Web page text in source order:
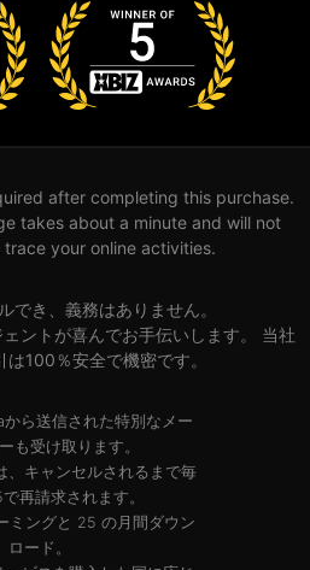
after completing this purchase.
takes about a minute and will not
your online activities.
でき、義務はありません。
ントが喜んでお手伝いします。 当社
100％安全で機密です。
から送信された特別なメー
も受け取ります。
、キャンセルされるまで毎
再請求されます。
ミングと 25 の月間ダウン
ロード。